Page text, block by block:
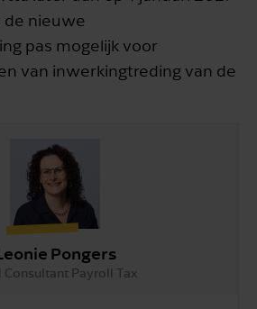
de nieuwe
pas mogelijk voor
van inwerkingtreding van de
Pongers
Consultant Payroll Tax